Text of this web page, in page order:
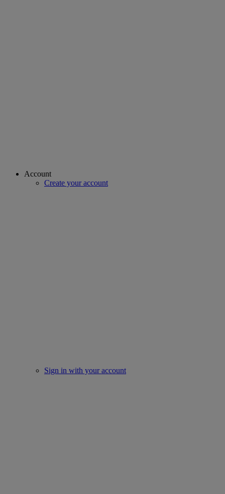
Account
Create your account
Sign in with your account